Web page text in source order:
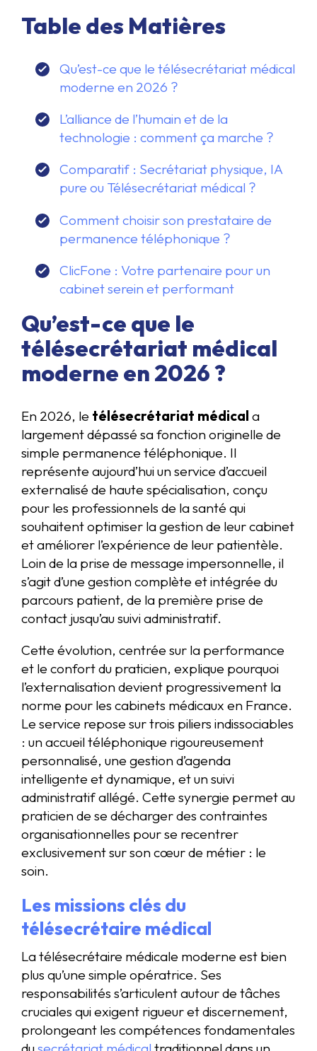
Table des Matières
Qu’est-ce que le télésecrétariat médical
moderne en 2026 ?
L’alliance de l’humain et de la
technologie : comment ça marche ?
Comparatif : Secrétariat physique, IA
pure ou Télésecrétariat médical ?
Comment choisir son prestataire de
permanence téléphonique ?
ClicFone : Votre partenaire pour un
cabinet serein et performant
Qu’est-ce que le
télésecrétariat médical
moderne en 2026 ?
En 2026, le télésecrétariat médical a
largement dépassé sa fonction originelle de
simple permanence téléphonique. Il
représente aujourd’hui un service d’accueil
externalisé de haute spécialisation, conçu
pour les professionnels de la santé qui
souhaitent optimiser la gestion de leur cabinet
et améliorer l’expérience de leur patientèle.
Loin de la prise de message impersonnelle, il
s’agit d’une gestion complète et intégrée du
parcours patient, de la première prise de
contact jusqu’au suivi administratif.
Cette évolution, centrée sur la performance
et le confort du praticien, explique pourquoi
l’externalisation devient progressivement la
norme pour les cabinets médicaux en France.
Le service repose sur trois piliers indissociables
: un accueil téléphonique rigoureusement
personnalisé, une gestion d’agenda
intelligente et dynamique, et un suivi
administratif allégé. Cette synergie permet au
praticien de se décharger des contraintes
organisationnelles pour se recentrer
exclusivement sur son cœur de métier : le
soin.
Les missions clés du
télésecrétaire médical
La télésecrétaire médicale moderne est bien
plus qu’une simple opératrice. Ses
responsabilités s’articulent autour de tâches
cruciales qui exigent rigueur et discernement,
prolongeant les compétences fondamentales